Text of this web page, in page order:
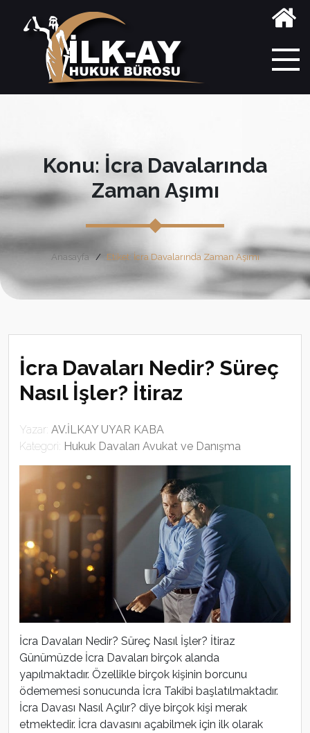
Konu: İcra Davalarında
Zaman Aşımı
Anasayfa Etiket: İcra Davalarında Zaman Aşımı
İcra Davaları Nedir? Süreç
Nasıl İşler? İtiraz
Yazar: AV.İLKAY UYAR KABA
Kategori: Hukuk Davaları Avukat ve Danışma
İcra Davaları Nedir? Süreç Nasıl İşler? İtiraz
Günümüzde İcra Davaları birçok alanda
yapılmaktadır. Özellikle birçok kişinin borcunu
ödememesi sonucunda İcra Takibi başlatılmaktadır.
İcra Davası Nasıl Açılır? diye birçok kişi merak
etmektedir. İcra davasını açabilmek için ilk olarak